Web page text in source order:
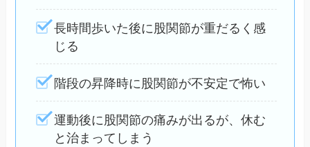
長時間歩いた後に股関節が重だるく感
じる
階段の昇降時に股関節が不安定で怖い
運動後に股関節の痛みが出るが、休む
と治まってしまう